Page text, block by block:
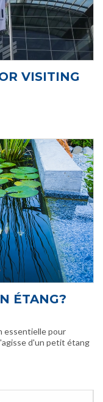
VISITING
ÉTANG?
essentielle pour
d'un petit étang